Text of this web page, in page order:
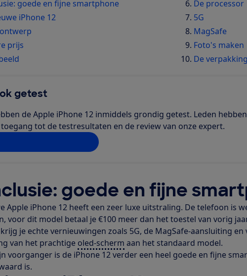
goede en fijne smartphone
iPhone 12
prijs
De processor
5G
MagSafe
Foto's maken
De verpakking
getest
de Apple iPhone 12 inmiddels grondig getest. Leden hebben
tot de testresultaten en de review van onze expert.
goede en fijne
Apple iPhone 12 heeft een zeer luxe uitstraling. De telefoon is
voor dit model betaal je €100 meer dan het toestel van vorig
je echte vernieuwingen zoals 5G, de MagSafe-aansluiting en
van het prachtige oled-scherm aan het standaard model.
voorganger is de iPhone 12 verder een heel goede en fijne
is.